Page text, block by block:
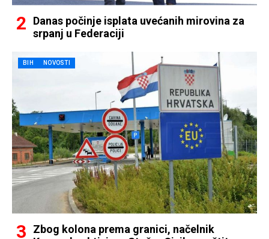
Danas počinje isplata uvećanih mirovina za
srpanj u Federaciji
BIH NOVOSTI
Zbog kolona prema granici, načelnik